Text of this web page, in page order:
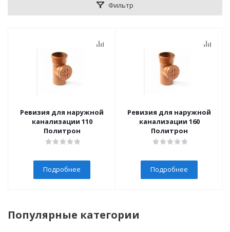
Фильтр
Ревизия для наружной
канализации 110
Политрон
Подробнее
Ревизия для наружной
канализации 160
Политрон
Подробнее
Популярные категории